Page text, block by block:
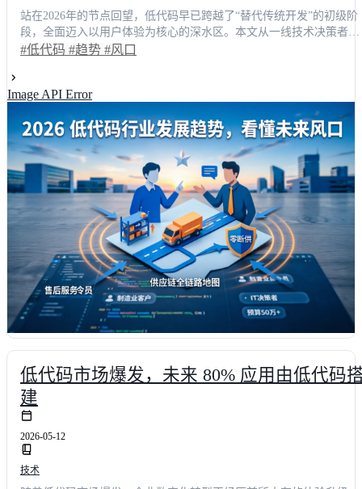
站在2026年的节点回望，低代码早已跨越了“替代传统开发”的初级阶
段，全面迈入以用户体验为核心的深水区。本文从一线技术决策者与
开发负责人的真实视角出发，深度拆解行业核心趋势，揭示数字化建
关键指标，将帮助您的团队在复杂需求中实现效率跃升，让系统真正
#低代码 #趋势 #风口
Image API Error
低代码市场爆发，未来 80% 应用由低代码
建
2026-05-12
技术